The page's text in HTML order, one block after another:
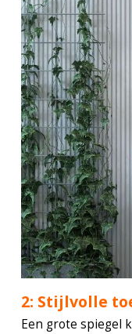
2: Stijlvolle
Een grote spiegel